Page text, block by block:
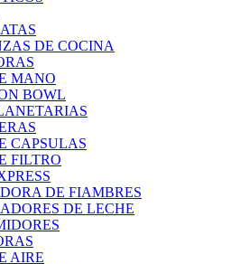
DE COCINA
MANO
BOWL
CAPSULAS
FILTRO
DE FIAMBRES
DE LECHE
AIRE